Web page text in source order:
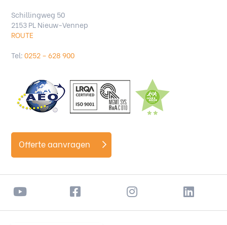
Schillingweg 50
2153 PL Nieuw-Vennep
ROUTE
Tel:0252 – 628 900
Offerte aanvragen